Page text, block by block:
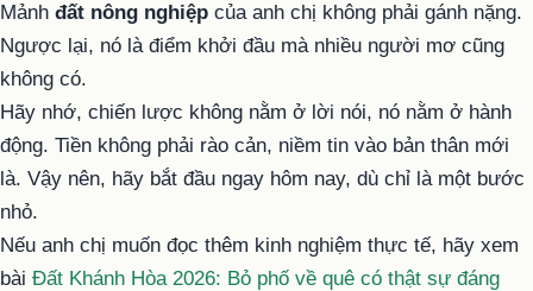
Mảnh đất nông nghiệp của anh chị không phải gánh nặng.
Ngược lại, nó là điểm khởi đầu mà nhiều người mơ cũng
không có.
Hãy nhớ, chiến lược không nằm ở lời nói, nó nằm ở hành
động. Tiền không phải rào cản, niềm tin vào bản thân mới
là. Vậy nên, hãy bắt đầu ngay hôm nay, dù chỉ là một bước
nhỏ.
Nếu anh chị muốn đọc thêm kinh nghiệm thực tế, hãy xem
bài Đất Khánh Hòa 2026: Bỏ phố về quê có thật sự đáng